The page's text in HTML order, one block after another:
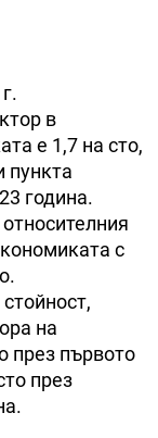
в
е 1,7 на сто,
пункта
година.
с
на
през първото
през